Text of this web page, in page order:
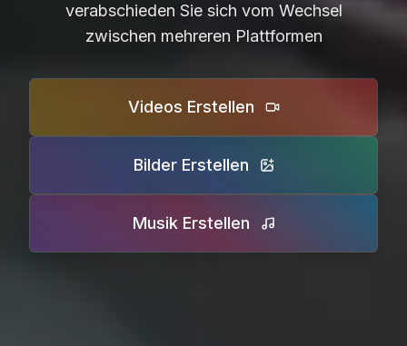
verabschieden Sie sich vom Wechsel
zwischen mehreren Plattformen
Videos Erstellen
Bilder Erstellen
Musik Erstellen